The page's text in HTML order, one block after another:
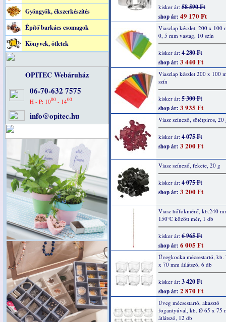
Gyöngyök, ékszerkészítés
Építő barkács csomagok
Könyvek, ötletek
OPITEC Webáruház
06-70-632 7575
H - P: 1000- 1400
info@opitec.hu
kisker ár: 58 590 Ft
shop ár: 49 170 Ft
Viaszlap készlet, 200 x 100
0, 5 mm vastag, 10 szín
kisker ár: 4 280 Ft
shop ár: 3 440 Ft
Viaszlap készlet 200 x 100
szín
kisker ár: 5 300 Ft
shop ár: 3 935 Ft
Viasz színező, sötétpiros, 20
kisker ár: 4 075 Ft
shop ár: 3 200 Ft
Viasz színező, fekete, 20 g
kisker ár: 4 075 Ft
shop ár: 3 200 Ft
Viasz hőfokmérő, kb.240
150°C között mér, 1 db
kisker ár: 6 965 Ft
shop ár: 6 005 Ft
Üvegkocka mécsestartó,
x 70 mm átlátszó, 6 db
kisker ár: 3 420 Ft
shop ár: 2 870 Ft
Üveg mécsestartó, akasztó
fogantyúval, kb. Ø 65 x 75
átlátszó, 12 db